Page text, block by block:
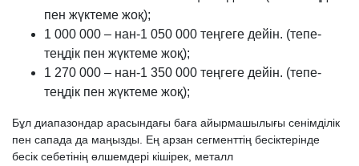
пен жүктеме жоқ);
1 000 000 – нан-1 050 000 теңгеге дейін. (тепе-
теңдік пен жүктеме жоқ);
1 270 000 – нан-1 350 000 теңгеге дейін. (тепе-
теңдік пен жүктеме жоқ);
Бұл диапазондар арасындағы баға айырмашылығы сенімділік
пен сапада да маңызды. Ең арзан сегменттің бесіктерінде
бесік себетінің өлшемдері кішірек, металл